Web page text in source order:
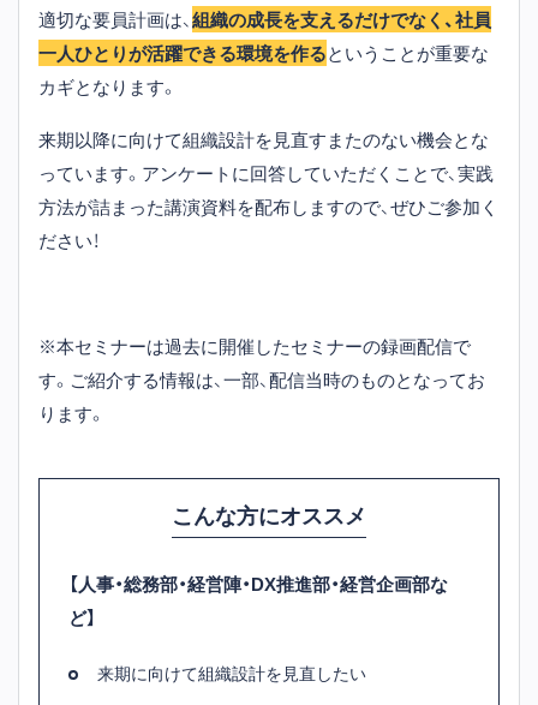
適切な要員計画は、組織の成長を支えるだけでなく、社員
一人ひとりが活躍できる環境を作るということが重要な
カギとなります。
来期以降に向けて組織設計を見直すまたのない機会とな
っています。アンケートに回答していただくことで、実践
方法が詰まった講演資料を配布しますので、ぜひご参加く
ださい！
※本セミナーは過去に開催したセミナーの録画配信で
す。ご紹介する情報は、一部、配信当時のものとなってお
ります。
こんな方にオススメ
【人事・総務部・経営陣・DX推進部・経営企画部な
ど】
来期に向けて組織設計を見直したい